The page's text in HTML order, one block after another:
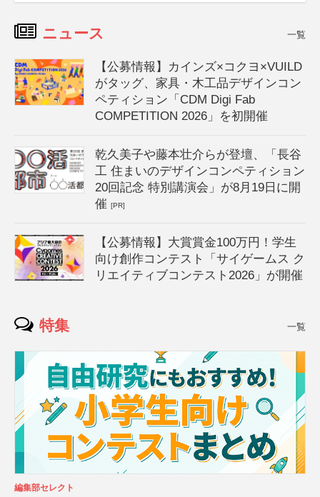
ニュース 一覧
【公募情報】カインズ×コクヨ×VUILD
がタッグ、家具・木工品デザインコン
ペティション「CDM Digi Fab
COMPETITION 2026」を初開催
乾久美子や藤本壮介らが登壇、「長谷
工 住まいのデザインコンペティション
20回記念 特別講演会」が8月19日に開
催[PR]
【公募情報】大賞賞金100万円！学生
向け創作コンテスト「サイゲームス ク
リエイティブコンテスト2026」が開催
特集 一覧
編集部セレクト